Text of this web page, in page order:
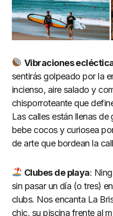
Vibraciones eclé
sentirás golpeado por la
incienso, aire salado y
chisporroteante que
Las calles están llenas
bebe cocos y curiosea
de arte que bordean la
Clubes de playa:
sin pasar un día (o tres)
clubs. Nos encanta La
chic, su piscina frente al